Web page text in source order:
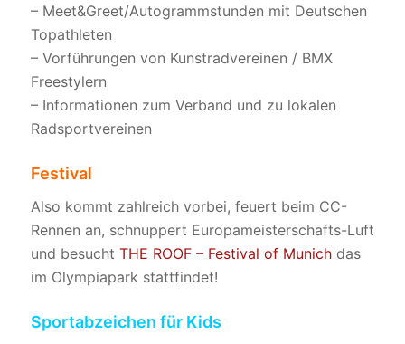
– Meet&Greet/Autogrammstunden mit Deutschen
Topathleten
– Vorführungen von Kunstradvereinen / BMX
Freestylern
– Informationen zum Verband und zu lokalen
Radsportvereinen
Festival
Also kommt zahlreich vorbei, feuert beim CC-
Rennen an, schnuppert Europameisterschafts-Luft
und besucht THE ROOF – Festival of Munichdas
im Olympiapark stattfindet!
Sportabzeichen für Kids